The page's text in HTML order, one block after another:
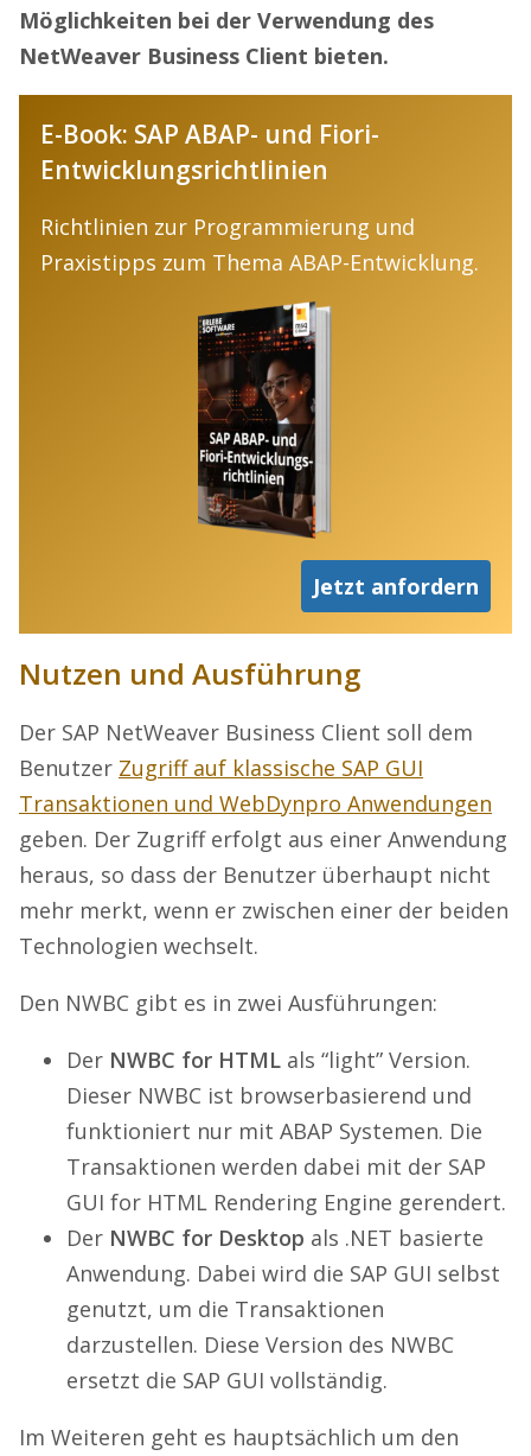
Möglichkeiten bei der Verwendung des
NetWeaver Business Client bieten.
E-Book: SAP ABAP- und Fiori-
Entwicklungsrichtlinien
Richtlinien zur Programmierung und
Praxistipps zum Thema ABAP-Entwicklung.
Jetzt anfordern
Nutzen und Ausführung
Der SAP NetWeaver Business Client soll dem
Benutzer Zugriff auf klassische SAP GUI
Transaktionen und WebDynpro Anwendungen
geben. Der Zugriff erfolgt aus einer Anwendung
heraus, so dass der Benutzer überhaupt nicht
mehr merkt, wenn er zwischen einer der beiden
Technologien wechselt.
Den NWBC gibt es in zwei Ausführungen:
Der NWBC for HTML als “light” Version.
Dieser NWBC ist browserbasierend und
funktioniert nur mit ABAP Systemen. Die
Transaktionen werden dabei mit der SAP
GUI for HTML Rendering Engine gerendert.
Der NWBC for Desktop als .NET basierte
Anwendung. Dabei wird die SAP GUI selbst
genutzt, um die Transaktionen
darzustellen. Diese Version des NWBC
ersetzt die SAP GUI vollständig.
Im Weiteren geht es hauptsächlich um den